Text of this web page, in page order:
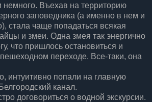
немного. Въехав на территорию
заповедника (а именно в нем и
стала чаще попадаться всякая
и змеи. Одна змея так энергично
что пришлось остановиться и
пешеходном переходе. Все-таки, она
интуитивно попали на главную
канал.
договориться о водной экскурсии.